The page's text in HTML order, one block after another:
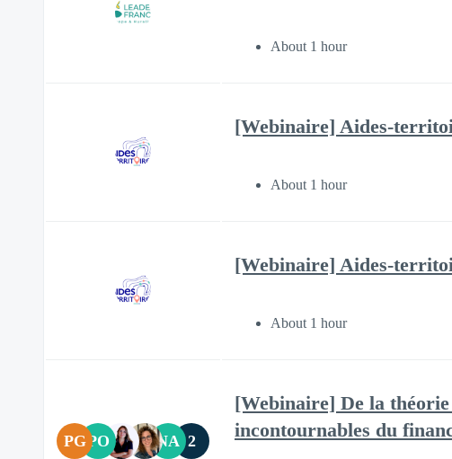
About 1 hour
[Webinaire] Aides-
About 1 hour
[Webinaire] Aides-
About 1 hour
PG PO NA 2
[Webinaire] De la
incontournables du